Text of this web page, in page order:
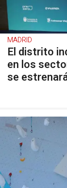
MADRID
El distrito
en los
se